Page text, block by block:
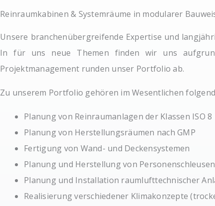
Reinraumkabinen & Systemräume in modularer
Unsere branchenübergreifende Expertise und
In für uns neue Themen finden wir uns
Projektmanagement runden unser Portfolio ab.
Zu unserem Portfolio gehören im Wesentlichen
Planung von Reinraumanlagen der Klassen ISO
Planung von Herstellungsräumen nach GMP
Fertigung von Wand- und Deckensystemen
Planung und Herstellung von
Planung und Installation raumlufttechnischer
Realisierung verschiedener Klimakonzepte